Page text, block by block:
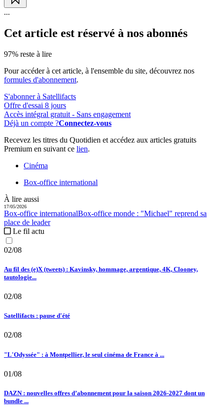
...
Cet article est réservé à nos abonnés
97% reste à lire
Pour accéder à cet article, à l'ensemble du site, découvrez nos
formules d'abonnement.
S'abonner à Satellifacts
Offre d'essai 8 jours
Accès intégral gratuit - Sans engagement
Déjà un compte ?Connectez-vous
Recevez les titres du Quotidien et accédez aux articles gratuits
Premium en suivant ce lien.
Cinéma
Box-office international
À lire aussi
17/05/2026
Box-office internationalBox-office monde : "Michael" reprend sa
place de leader
Le fil actu
02/08
Au fil des (e)X (tweets) : Kavinsky, hommage, argentique, 4K, Clooney,
tautologie...
02/08
Satellifacts : pause d'été
02/08
"L'Odyssée" : à Montpellier, le seul cinéma de France à ...
01/08
DAZN : nouvelles offres d’abonnement pour la saison 2026-2027 dont un
bundle ...